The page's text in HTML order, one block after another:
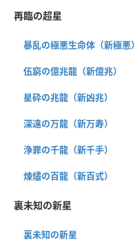
再臨の超星
暴乱の極悪生命体（新極悪）
伍窮の億兆龍（新億兆）
星砕の兆龍（新凶兆）
深遠の万龍（新万寿）
浄罪の千龍（新千手）
煉燼の百龍（新百式）
裏未知の新星
裏未知の新星